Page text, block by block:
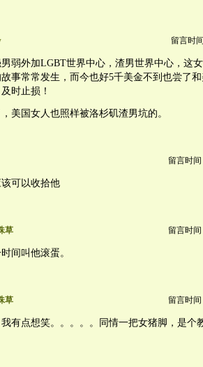
留言时
弱外加LGBT世界中心，渣男世界中心，这
事常常发生，而今也好5千美金不到也尝了
时止损！
美国女人也照样被洛杉矶渣男坑的。
留言时间
可以收拾他
草 留言时间
间叫他滚蛋。
草 留言时间
有点想笑。。。。。同情一把女猪脚，是个